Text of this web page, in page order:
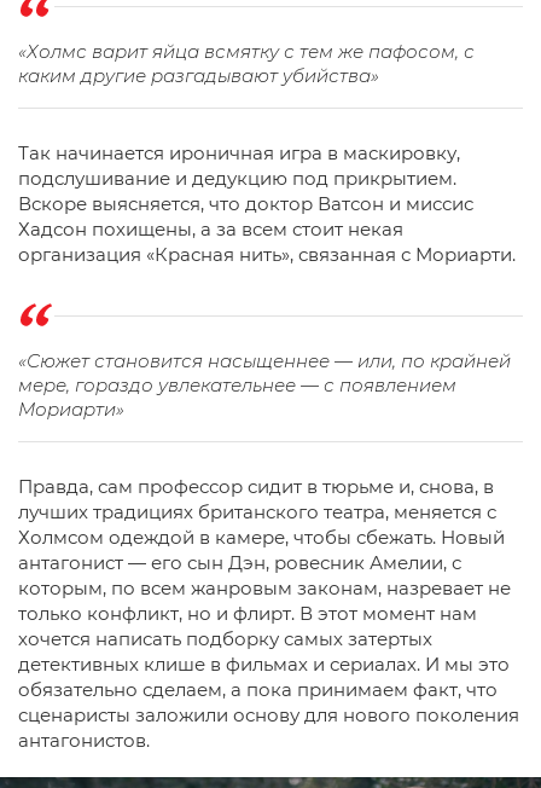
«Холмс варит яйца всмятку с тем же пафосом, с
каким другие разгадывают убийства»
Так начинается ироничная игра в маскировку,
подслушивание и дедукцию под прикрытием.
Вскоре выясняется, что доктор Ватсон и миссис
Хадсон похищены, а за всем стоит некая
организация «Красная нить», связанная с Мориарти.
«Сюжет становится насыщеннее — или, по крайней
мере, гораздо увлекательнее — с появлением
Мориарти»
Правда, сам профессор сидит в тюрьме и, снова, в
лучших традициях британского театра, меняется с
Холмсом одеждой в камере, чтобы сбежать. Новый
антагонист — его сын Дэн, ровесник Амелии, с
которым, по всем жанровым законам, назревает не
только конфликт, но и флирт. В этот момент нам
хочется написать подборку самых затертых
детективных клише в фильмах и сериалах. И мы это
обязательно сделаем, а пока принимаем факт, что
сценаристы заложили основу для нового поколения
антагонистов.